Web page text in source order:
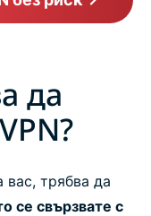
да
вас, трябва да
се свързвате с